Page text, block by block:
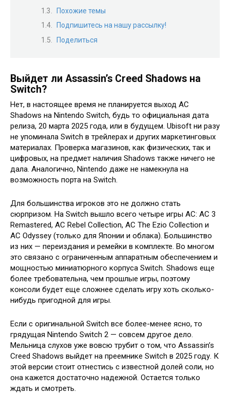
Похожие темы
Подпишитесь на нашу рассылку!
Поделиться
Выйдет ли Assassin’s Creed Shadows на
Switch?
Нет, в настоящее время не планируется выход AC
Shadows на Nintendo Switch, будь то официальная дата
релиза, 20 марта 2025 года, или в будущем. Ubisoft ни разу
не упоминала Switch в трейлерах и других маркетинговых
материалах. Проверка магазинов, как физических, так и
цифровых, на предмет наличия Shadows также ничего не
дала. Аналогично, Nintendo даже не намекнула на
возможность порта на Switch.
Для большинства игроков это не должно стать
сюрпризом. На Switch вышло всего четыре игры AC: AC 3
Remastered, AC Rebel Collection, AC The Ezio Collection и
AC Odyssey (только для Японии и облака). Большинство
из них — переиздания и ремейки в комплекте. Во многом
это связано с ограниченным аппаратным обеспечением и
мощностью миниатюрного корпуса Switch. Shadows еще
более требовательна, чем прошлые игры, поэтому
консоли будет еще сложнее сделать игру хоть сколько-
нибудь пригодной для игры.
Если с оригинальной Switch все более-менее ясно, то
грядущая Nintendo Switch 2 — совсем другое дело.
Мельница слухов уже вовсю трубит о том, что Assassin’s
Creed Shadows выйдет на преемнике Switch в 2025 году. К
этой версии стоит отнестись с известной долей соли, но
она кажется достаточно надежной. Остается только
ждать и смотреть.